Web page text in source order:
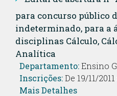
para concurso público
indeterminado, para a
disciplinas Cálculo,
Analítica
Departamento:Ensino
Inscrições:De 19/11/
Mais Detalhes